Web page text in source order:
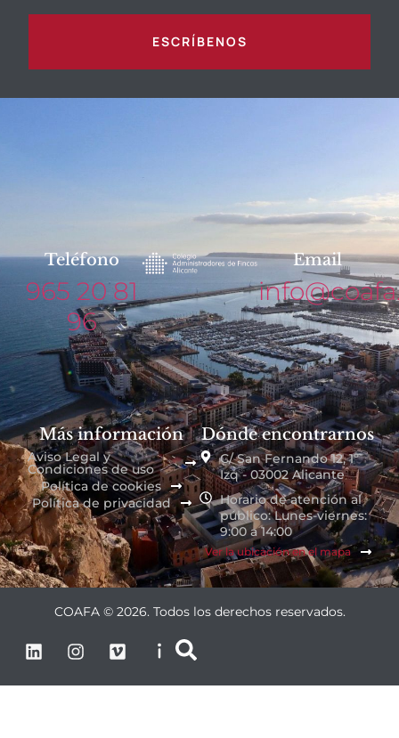
ESCRÍBENOS
Teléfono
965 20 81
96
Email
Más información
Aviso Legal y
Condiciones de uso
Política de cookies
Política de privacidad
Dónde encontrarnos
C/ San Fernando 12, 1º
Izq - 03002 Alicante
Horario de atención al
público: Lunes-viernes:
9:00 a 14:00
Ver la ubicación en el mapa
COAFA © 2026. Todos los derechos reservados.